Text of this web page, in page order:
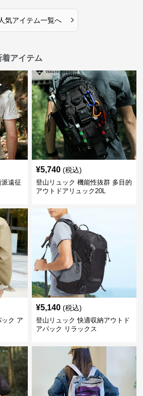
人気アイテム一覧へ ›
アイテム
遠征
¥5,740 (税込)
登山リュック 機能性抜群 多目的
アウトドアリュック20L
ク ア
¥5,140 (税込)
登山リュック 快適収納アウトド
アパック リラックス